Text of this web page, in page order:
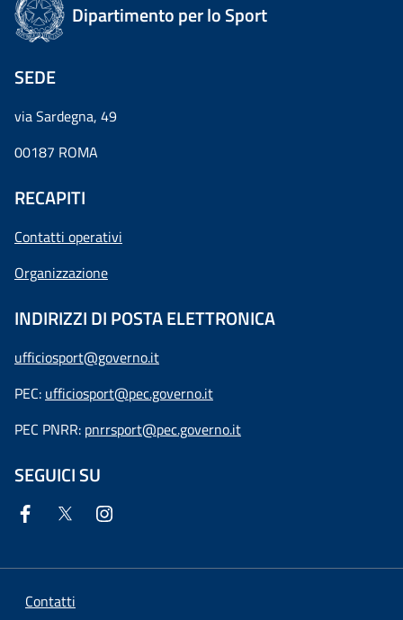
Dipartimento per lo Sport
SEDE
via Sardegna, 49
00187 ROMA
RECAPITI
Contatti operativi
Organizzazione
INDIRIZZI DI POSTA ELETTRONICA
ufficiosport@governo.it
PEC: ufficiosport@pec.governo.it
PEC PNRR: pnrrsport@pec.governo.it
SEGUICI SU
Contatti